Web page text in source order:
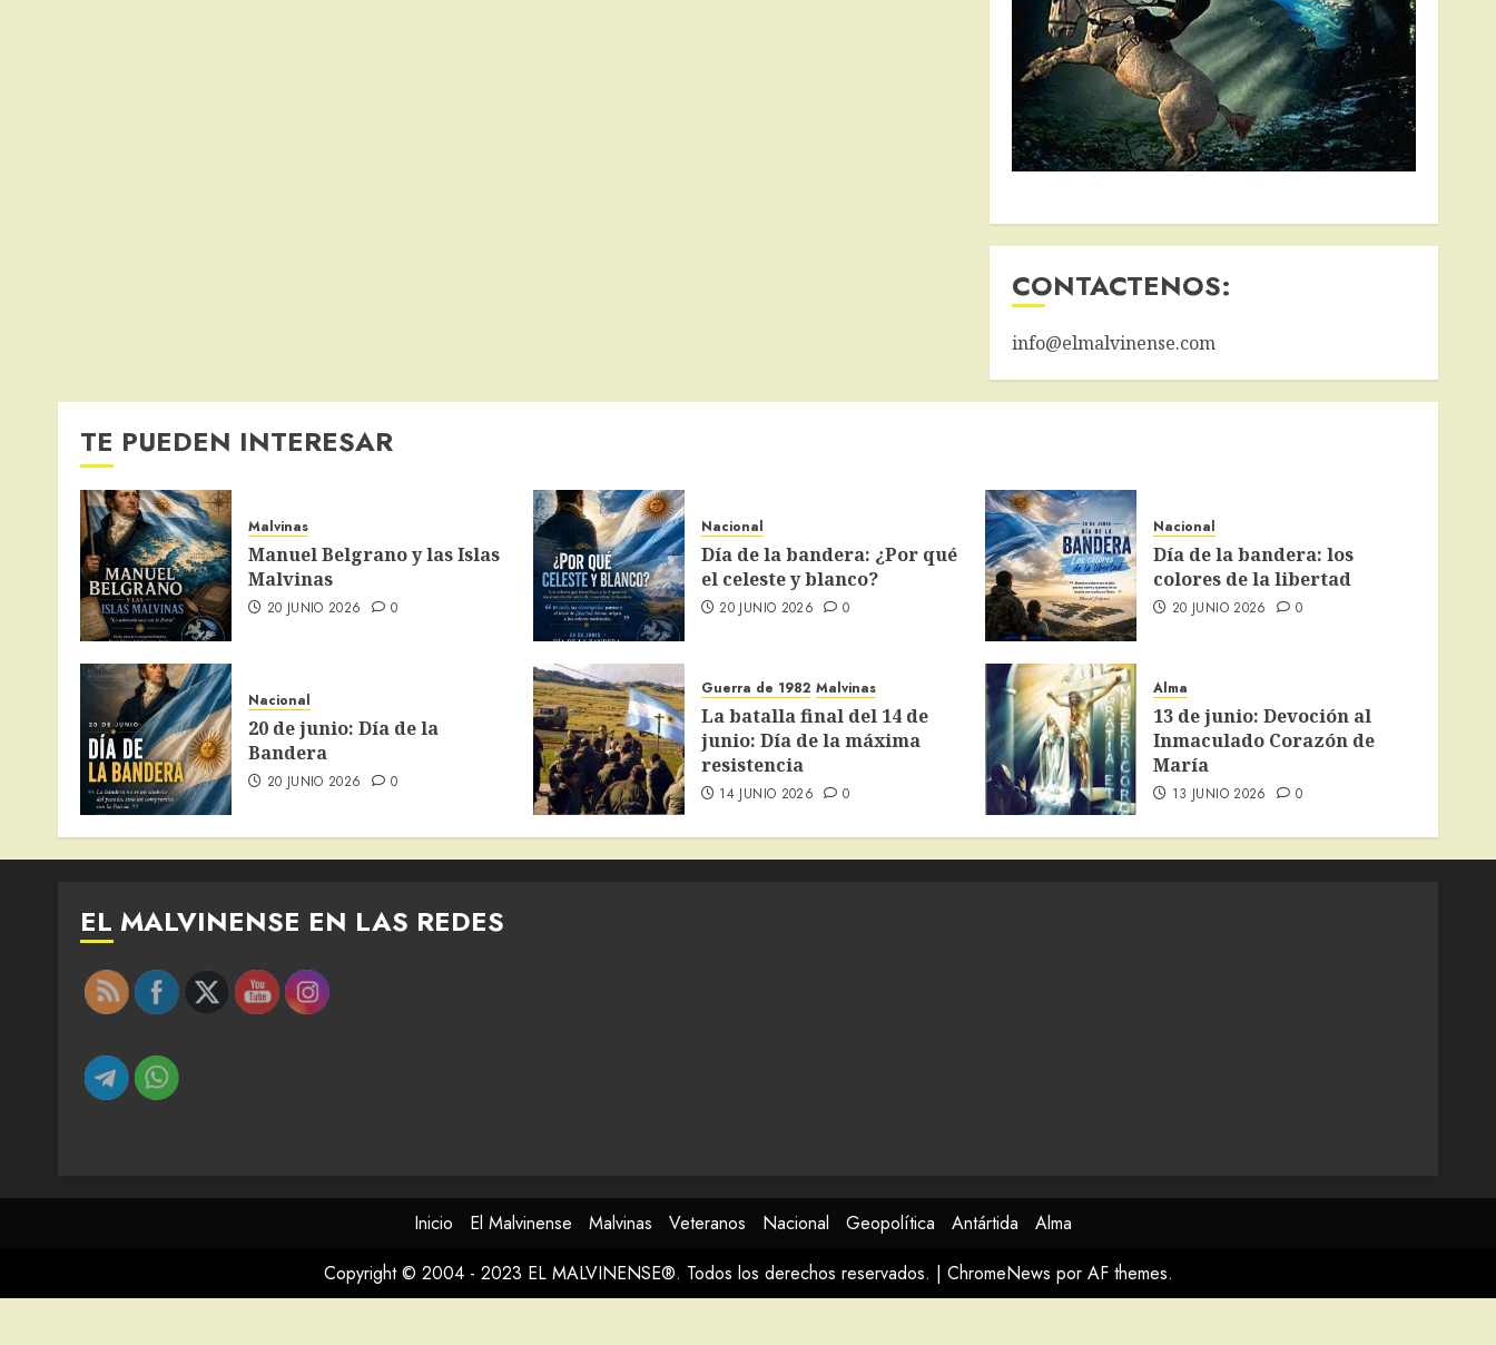
CONTACTENOS:
info@elmalvinense.com
TE PUEDEN INTERESAR
Malvinas
Manuel Belgrano y las Islas
Malvinas
20 JUNIO 2026 0
Nacional
Día de la bandera: ¿Por qué
el celeste y blanco?
20 JUNIO 2026 0
Nacional
Día de la bandera: los
colores de la libertad
20 JUNIO 2026 0
Nacional
20 de junio: Día de la
Bandera
20 JUNIO 2026 0
Guerra de 1982 Malvinas
La batalla final del 14 de
junio: Día de la máxima
resistencia
14 JUNIO 2026 0
Alma
13 de junio: Devoción al
Inmaculado Corazón de
María
13 JUNIO 2026 0
EL MALVINENSE EN LAS REDES
Inicio El Malvinense Malvinas Veteranos Nacional Geopolítica Antártida
Alma
Copyright © 2004 - 2023 EL MALVINENSE®. Todos los derechos reservados. | ChromeNews por AF themes.